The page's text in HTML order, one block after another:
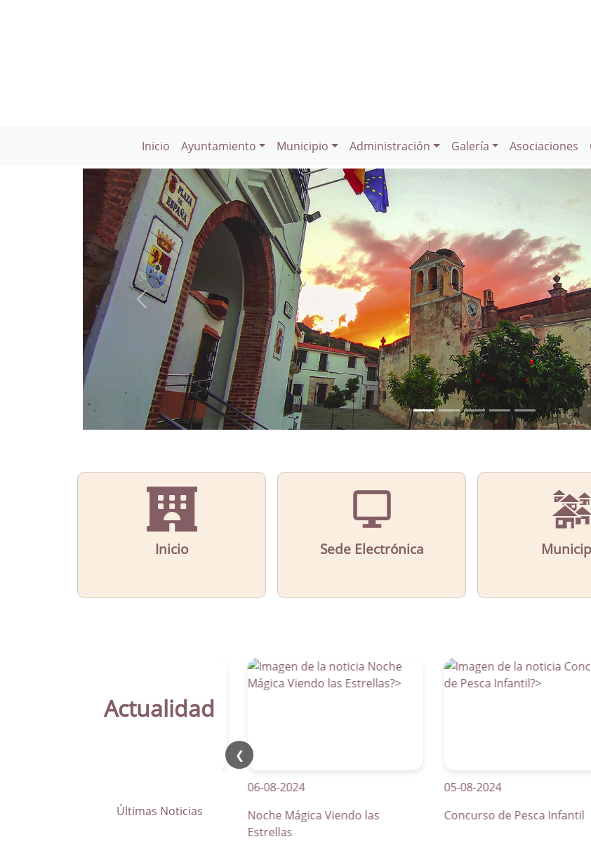
Inicio Ayuntamiento Municipio Administración Galería Asociaciones
Inicio Sede Electrónica
Actualidad
Últimas Noticias
❮
La Parra apuesta por los pasos
06-08-2024
Noche Mágica Viendo las
Estrellas
05-08-2024
Concurso de Pesca Infantil